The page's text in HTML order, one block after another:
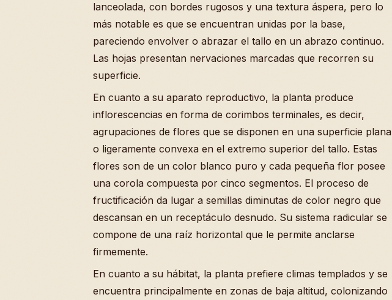
lanceolada, con bordes rugosos y una textura áspera, pero lo
más notable es que se encuentran unidas por la base,
pareciendo envolver o abrazar el tallo en un abrazo continuo.
Las hojas presentan nervaciones marcadas que recorren su
superficie.
En cuanto a su aparato reproductivo, la planta produce
inflorescencias en forma de corimbos terminales, es decir,
agrupaciones de flores que se disponen en una superficie plana
o ligeramente convexa en el extremo superior del tallo. Estas
flores son de un color blanco puro y cada pequeña flor posee
una corola compuesta por cinco segmentos. El proceso de
fructificación da lugar a semillas diminutas de color negro que
descansan en un receptáculo desnudo. Su sistema radicular se
compone de una raíz horizontal que le permite anclarse
firmemente.
En cuanto a su hábitat, la planta prefiere climas templados y se
encuentra principalmente en zonas de baja altitud, colonizando